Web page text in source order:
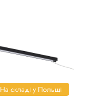
На складі у Польщі